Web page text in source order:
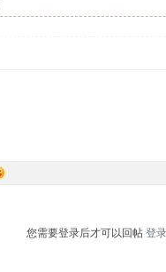
您需要登录后才可以回帖 登录